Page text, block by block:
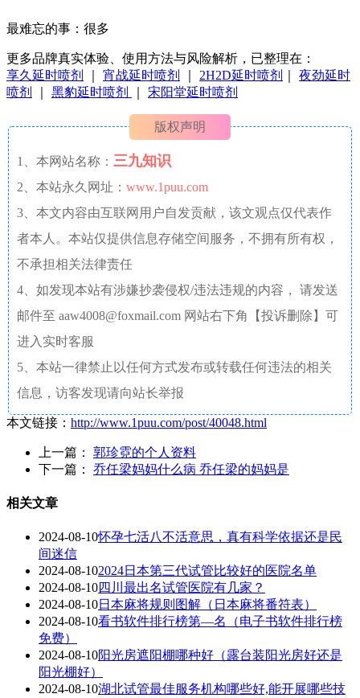
最难忘的事：很多
更多品牌真实体验、使用方法与风险解析，已整理在：
享久延时喷剂
宵战延时喷剂 2H2D延时喷剂
夜劲延时
喷剂
黑豹延时喷剂 宋阳堂延时喷剂
版权声明
1、本网站名称： 三九知识
2、本站永久网址： www.1puu.com
3、本文内容由互联网用户自发贡献，该文观点仅代表作
者本人。本站仅提供信息存储空间服务，不拥有所有权，
不承担相关法律责任
4、如发现本站有涉嫌抄袭侵权/违法违规的内容， 请发送
邮件至 aaw4008@foxmail.com 网站右下角【投诉删除】可
进入实时客服
5、本站一律禁止以任何方式发布或转载任何违法的相关
信息，访客发现请向站长举报
本文链接： http://www.1puu.com/post/40048.html
上一篇： 郭珍霓的个人资料
下一篇： 乔任梁妈妈什么病 乔任梁的妈妈是
相关文章
2024-08-10怀孕七活八不活意思，真有科学依据还是民
间迷信
2024-08-102024日本第三代试管比较好的医院名单
2024-08-10四川最出名试管医院有几家？
2024-08-10日本麻将规则图解（日本麻将番符表）
2024-08-10看书软件排行榜第—名（电子书软件排行榜
免费）
2024-08-10阳光房遮阳棚哪种好（露台装阳光房好还是
阳光棚好）
2024-08-10湖北试管最佳服务机构哪些好,能开展哪些技